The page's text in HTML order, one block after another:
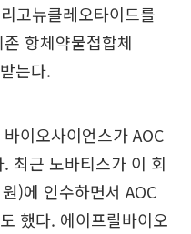
고뉴클레오타이드를
항체약물접합체
는다.
이오사이언스가 AOC
최근 노바티스가 이 회
)에 인수하면서 AOC
했다. 에이프릴바이오